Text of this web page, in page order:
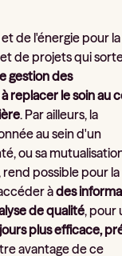
de l'énergie pour la
de projets qui
gestion des
replacer le soin au
. Par ailleurs, la
au sein d'un
ou sa
possible pour la
àdes
de qualité, pour
plus efficace,
avantage de ce